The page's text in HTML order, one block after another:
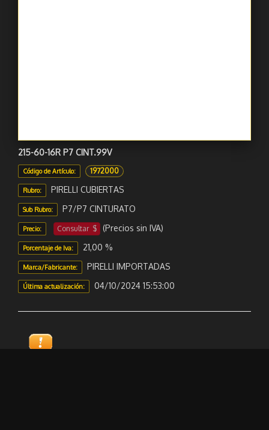
215-60-16R P7 CINT.99V
Código de Artículo: 1972000
Rubro: PIRELLI CUBIERTAS
Sub Rubro: P7/P7 CINTURATO
Precio: Consultar $ (Precios sin IVA)
Porcentaje de Iva: 21,00 %
Marca/Fabricante: PIRELLI IMPORTADAS
Última actualización: 04/10/2024 15:53:00